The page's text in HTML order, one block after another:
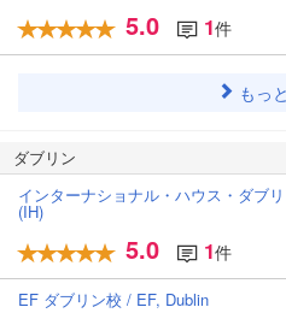
5.0 1件
もっ
ダブリン
インターナショナル・ハウス・ダブ
(IH)
5.0 1件
EF ダブリン校 / EF, Dublin